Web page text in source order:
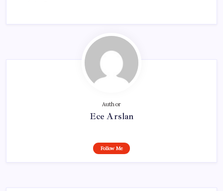
Author
Ece Arslan
Follow Me